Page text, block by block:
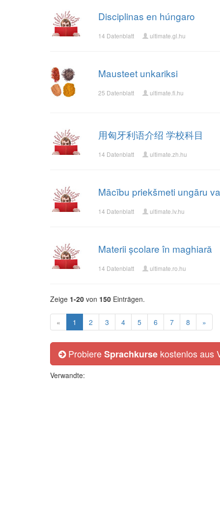
Disciplinas en húngaro
14 Datenblatt ultimate.gl.hu
Mausteet unkariksi
25 Datenblatt ultimate.fi.hu
用匈牙利语介绍 学校科目
14 Datenblatt ultimate.zh.hu
Mācību priekšmeti ungāru
14 Datenblatt ultimate.lv.hu
Materii școlare în maghiară
14 Datenblatt ultimate.ro.hu
Zeige 1-20 von 150 Einträgen.
« 1 2 3 4 5 6 7 8 »
ProbiereSprachkurse kostenlos aus
Verwandte: